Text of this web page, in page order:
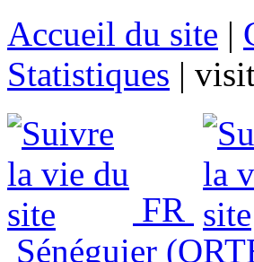
Accueil du site |
Statistiques |
FR
Sénéguier